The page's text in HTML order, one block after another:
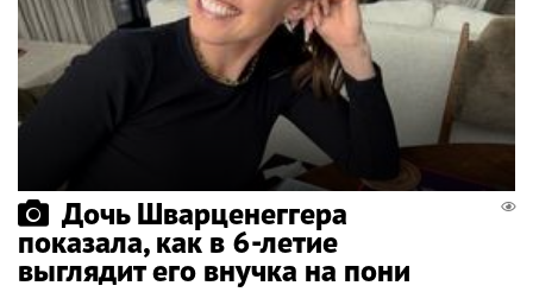
Дочь Шварценеггера
показала, как в 6-летие
выглядит его внучка на пони